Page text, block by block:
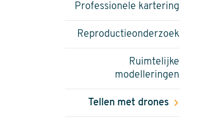
Professionele kartering
Reproductieonderzoek
Ruimtelijke
modelleringen
Tellen met drones